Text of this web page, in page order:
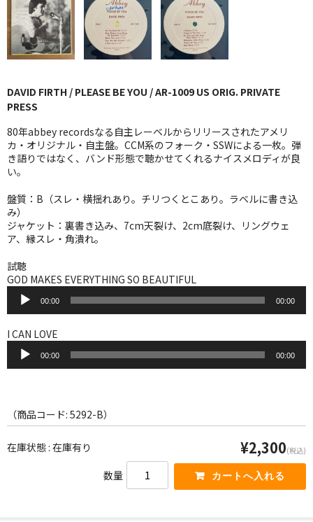
JAZZ-EU
JAZZ-JP
J-POP
ROCK
FOLK,SSW
7INC
レア盤（1万円以上）
Webのみ no.1
Webのみ no.2
売り切れ
Help
DAVID FIRTH / PLEASE BE YOU / AR-1009 US ORIG. PRIVATE
PRESS
80年abbey recordsなる自主レーベルからリリースされたアメリ
カ・オリジナル・自主盤。CCM系のフォーク・SSWによる一枚。弾
き語りではなく、バンド形態で聴かせてくれるナイスメロディが良
い。
盤質：B（スレ・横揺れあり。チリつくとこあり。ラベルに書き込
み）
ジャケット：裏書き込み、7cm天裂け、2cm底裂け、リングウェ
ア、縁スレ・角潰れ。
試聴
GOD MAKES EVERYTHING SO BEAUTIFUL
プ
レ
ー
ー
00:00 00:00
I CAN LOVE
プ
ヤ
ー
00:00 00:00
（商品コード: 5292-B）
在庫状態 : 在庫有り ¥2,300(税込)
数量